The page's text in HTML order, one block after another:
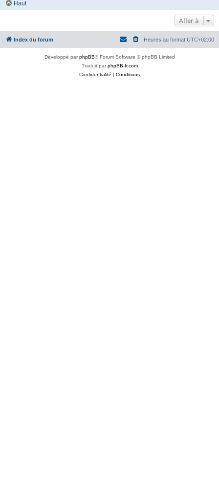
Haut
Aller à
Index du forum Heures au format UTC+02:00
Développé parphpBB® Forum Software © phpBB Limited
Traduit parphpBB-fr.com
Confidentialité | Conditions